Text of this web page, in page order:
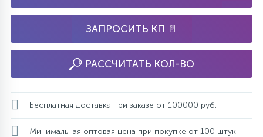
ЗАПРОСИТЬ КП 📄
РАССЧИТАТЬ КОЛ-ВО
Бесплатная доставка при заказе от 100000 руб.
Минимальная оптовая цена при покупке от 100 штук